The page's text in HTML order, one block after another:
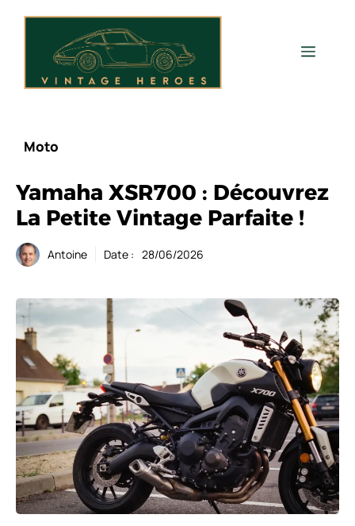
Menu
Moto
Yamaha XSR700 : Découvrez
La Petite Vintage Parfaite !
Antoine Date : 28/06/2026